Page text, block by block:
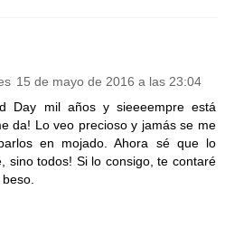
15 de mayo de 2016 a las 23:04
Day mil años y sieeeempre está
da! Lo veo precioso y jamás se me
en mojado. Ahora sé que lo
sino todos! Si lo consigo, te contaré